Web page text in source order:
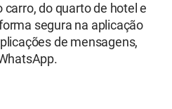
carro, do quarto de hotel e
segura na aplicação
de mensagens,